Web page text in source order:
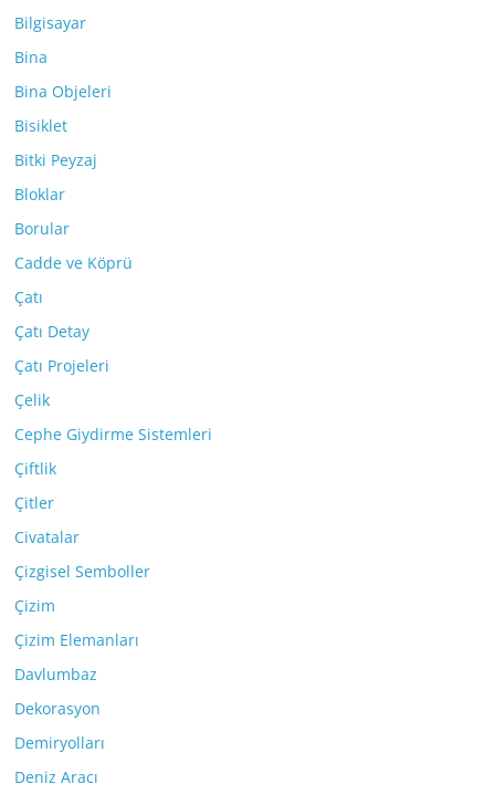
Bilgisayar
Bina
Bina Objeleri
Bisiklet
Bitki Peyzaj
Bloklar
Borular
Cadde ve Köprü
Çatı
Çatı Detay
Çatı Projeleri
Çelik
Cephe Giydirme Sistemleri
Çiftlik
Çitler
Civatalar
Çizgisel Semboller
Çizim
Çizim Elemanları
Davlumbaz
Dekorasyon
Demiryolları
Deniz Aracı